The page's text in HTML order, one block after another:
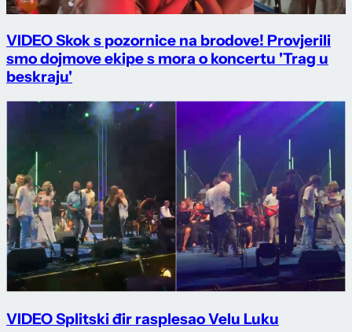
VIDEO Skok s pozornice na brodove! Provjerili
smo dojmove ekipe s mora o koncertu 'Trag u
beskraju'
VIDEO Splitski đir rasplesao Velu Luku